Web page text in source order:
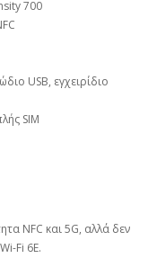
700
USB, εγχειρίδιο
SIM
NFC και 5G, αλλά δεν
Fi 6E.